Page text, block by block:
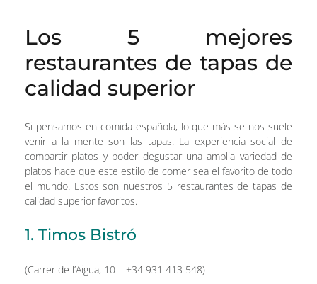
Los 5 mejores
restaurantes de tapas de
calidad superior
Si pensamos en comida española, lo que más se nos suele
venir a la mente son las tapas. La experiencia social de
compartir platos y poder degustar una amplia variedad de
platos hace que este estilo de comer sea el favorito de todo
el mundo. Estos son nuestros 5 restaurantes de tapas de
calidad superior favoritos.
1. Timos Bistró
(Carrer de l’Aigua, 10 – +34 931 413 548)